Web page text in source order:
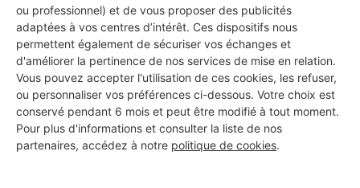
ou professionnel) et de vous proposer des publicités
adaptées à vos centres d’intérêt. Ces dispositifs nous
permettent également de sécuriser vos échanges et
d'améliorer la pertinence de nos services de mise en relation.
Vous pouvez accepter l'utilisation de ces cookies, les refuser,
ou personnaliser vos préférences ci-dessous. Votre choix est
conservé pendant 6 mois et peut être modifié à tout moment.
Pour plus d'informations et consulter la liste de nos
partenaires, accédez à notre politique de cookies.
DEMANDER UN DEVIS